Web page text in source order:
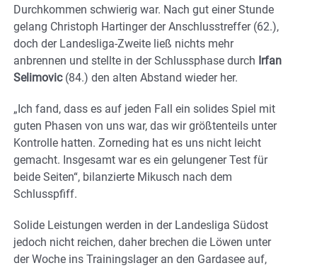
Durchkommen schwierig war. Nach gut einer Stunde
gelang Christoph Hartinger der Anschlusstreffer (62.),
doch der Landesliga-Zweite ließ nichts mehr
anbrennen und stellte in der Schlussphase durch Irfan
Selimovic(84.) den alten Abstand wieder her.
„Ich fand, dass es auf jeden Fall ein solides Spiel mit
guten Phasen von uns war, das wir größtenteils unter
Kontrolle hatten. Zorneding hat es uns nicht leicht
gemacht. Insgesamt war es ein gelungener Test für
beide Seiten“, bilanzierte Mikusch nach dem
Schlusspfiff.
Solide Leistungen werden in der Landesliga Südost
jedoch nicht reichen, daher brechen die Löwen unter
der Woche ins Trainingslager an den Gardasee auf,